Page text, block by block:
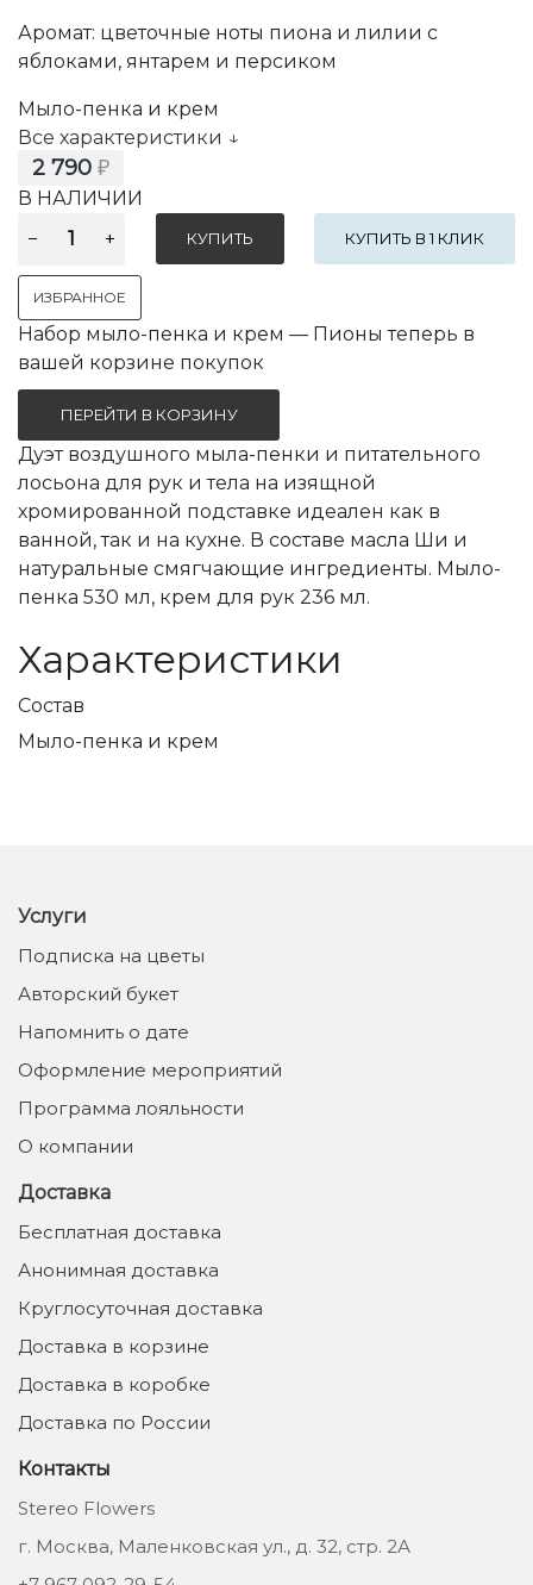
Аромат: цветочные ноты пиона и лилии с
яблоками, янтарем и персиком
Мыло-пенка и крем
Все характеристики ↓
2 790 ₽
В НАЛИЧИИ
КУПИТЬ В 1 КЛИК
ИЗБРАННОЕ
Набор мыло-пенка и крем — Пионы теперь в
вашей корзине покупок
ПЕРЕЙТИ В КОРЗИНУ
Дуэт воздушного мыла-пенки и питательного
лосьона для рук и тела на изящной
хромированной подставке идеален как в
ванной, так и на кухне. В составе масла Ши и
натуральные смягчающие ингредиенты. Мыло-
пенка 530 мл, крем для рук 236 мл.
Характеристики
Состав
Мыло-пенка и крем
Услуги
Подписка на цветы
Авторский букет
Напомнить о дате
Оформление мероприятий
Программа лояльности
О компании
Доставка
Бесплатная доставка
Анонимная доставка
Круглосуточная доставка
Доставка в корзине
Доставка в коробке
Доставка по России
Контакты
Stereo Flowers
г. Москва, Маленковская ул., д. 32, стр. 2А